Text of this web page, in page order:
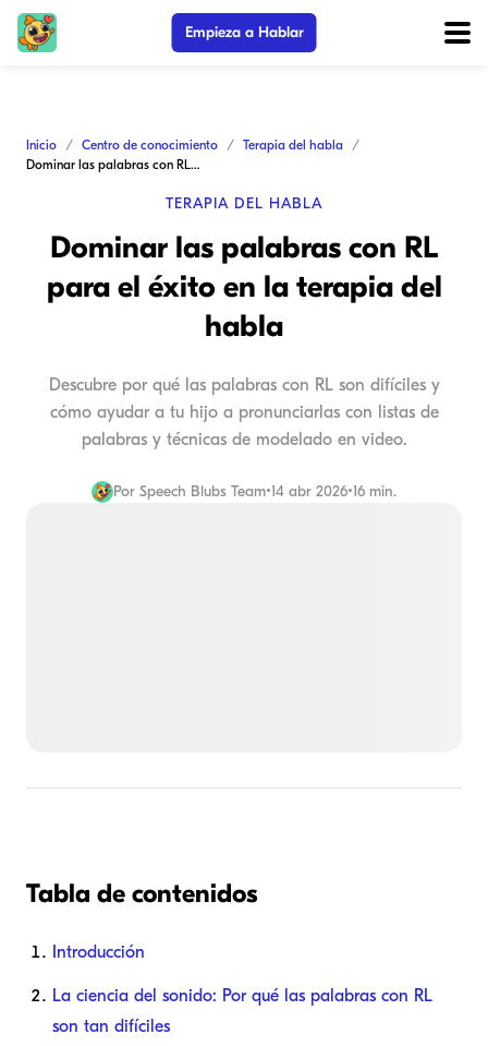
Empieza a Hablar
Inicio Centro de conocimiento
Terapia del habla
Dominar las palabras con RL para el éxito en la terapia del habla
TERAPIA DEL HABLA
Dominar las palabras con RL
para el éxito en la terapia del
habla
Descubre por qué las palabras con RL son difíciles y
cómo ayudar a tu hijo a pronunciarlas con listas de
palabras y técnicas de modelado en video.
Por Speech Blubs Team•14 abr 2026•16 min.
Tabla de contenidos
Introducción
La ciencia del sonido: Por qué las palabras con RL
son tan difíciles